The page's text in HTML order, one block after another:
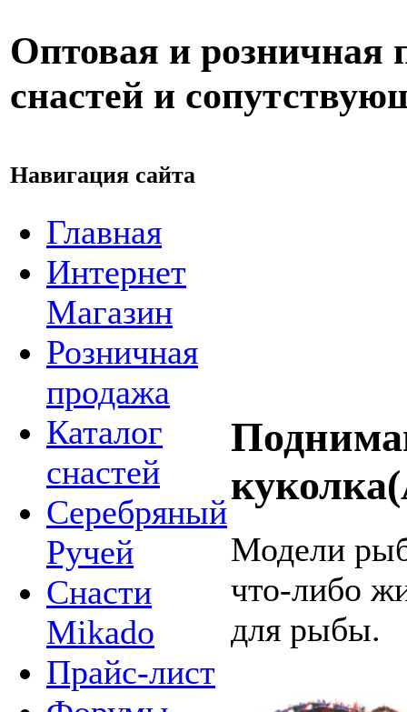
Оптовая и розничная
снастей и
Навигация сайта
Главная
Интернет
Магазин
Розничная
продажа
Каталог
снастей
Серебряный
Ручей
Снасти
Mikado
Прайс-лист
Модели
что-либо
для рыбы.